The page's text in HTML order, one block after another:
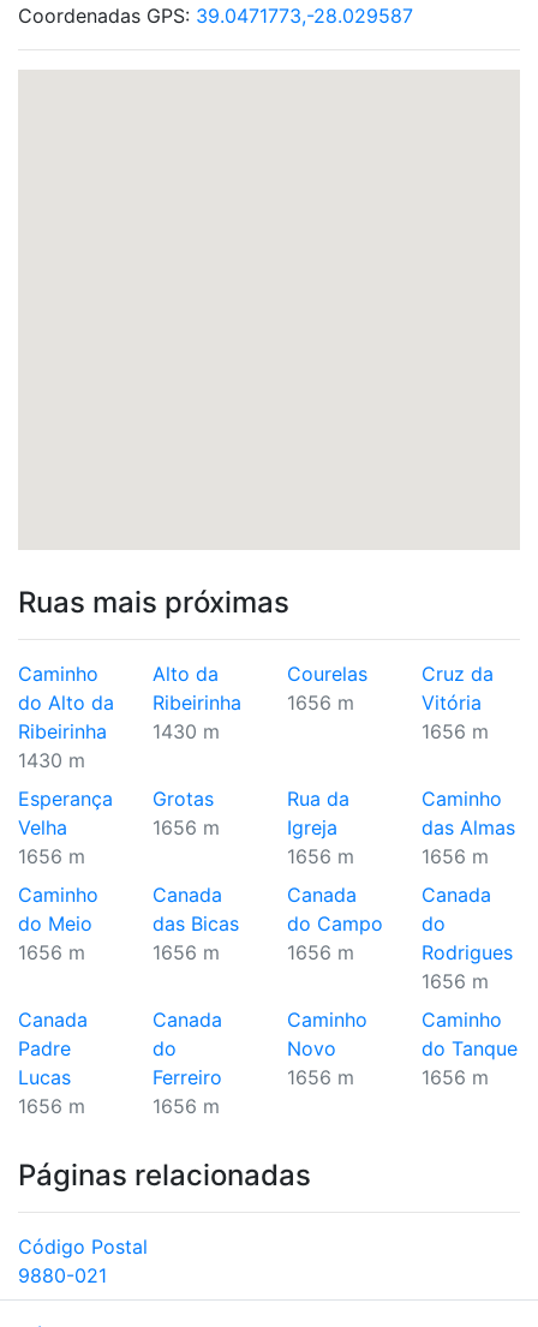
Coordenadas GPS: 39.0471773,-28.029587
Ruas mais próximas
Caminho
do Alto da
Ribeirinha
1430 m
Alto da
Ribeirinha
1430 m
Courelas
1656 m
Cruz da
Vitória
1656 m
Esperança
Velha
1656 m
Grotas
1656 m
Rua da
Igreja
1656 m
Caminho
das Almas
1656 m
Caminho
do Meio
1656 m
Canada
das Bicas
1656 m
Canada
do Campo
1656 m
Canada
do
Rodrigues
1656 m
Canada
Padre
Lucas
1656 m
Canada
do
Ferreiro
1656 m
Caminho
Novo
1656 m
Caminho
do Tanque
1656 m
Páginas relacionadas
Código Postal
9880-021